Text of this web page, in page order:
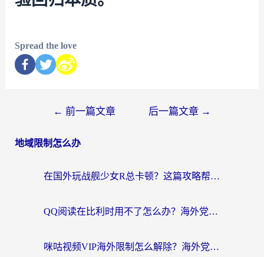
Spread the love
← 前一篇文章 后一篇文章 →
地域限制怎么办
在国外玩战舰少女R总卡顿？这篇攻略帮你流畅开舰+解锁国内影音
QQ阅读在比利时用不了怎么办？海外党亲测的跨区上网解决方案
咪咕视频VIP海外限制怎么解除？海外党亲测有效的回国加速方案